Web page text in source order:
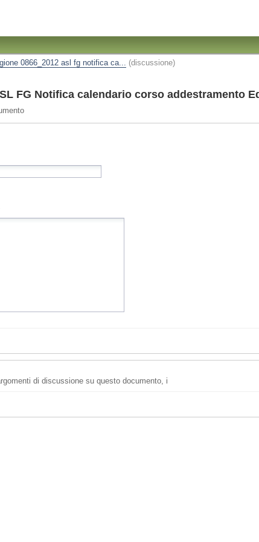
0866_2012 asl fg notifica ca... (discussione)
FG Notifica calendario corso addestramento
di discussione su questo documento, i